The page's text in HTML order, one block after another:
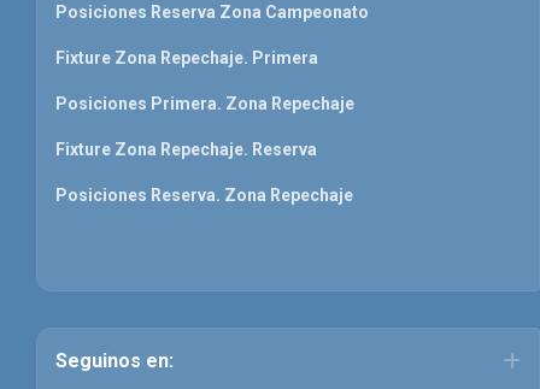
Posiciones Reserva Zona Campeonato
Fixture Zona Repechaje. Primera
Posiciones Primera. Zona Repechaje
Fixture Zona Repechaje. Reserva
Posiciones Reserva. Zona Repechaje
Seguinos en: